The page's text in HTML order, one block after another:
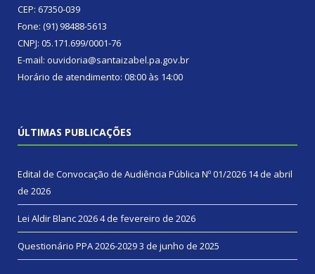
CEP: 67350-039
Fone: (91) 98488-5613
CNPJ: 05.171.699/0001-76
E-mail: ouvidoria@santaizabel.pa.gov.br
Horário de atendimento: 08:00 às 14:00
ÚLTIMAS PUBLICAÇÕES
Edital de Convocação de Audiência Pública Nº 01/2026 14 de abril
de 2026
Lei Aldir Blanc 20264 de fevereiro de 2026
Questionário PPA 2026-20293 de junho de 2025